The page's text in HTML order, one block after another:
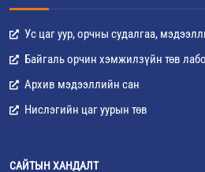
Ус цаг уур, орчны судалгаа,
Байгаль орчин хэмжилзүйн төв
Архив мэдээллийн сан
Нислэгийн цаг уурын төв
САЙТЫН ХАНДАЛТ